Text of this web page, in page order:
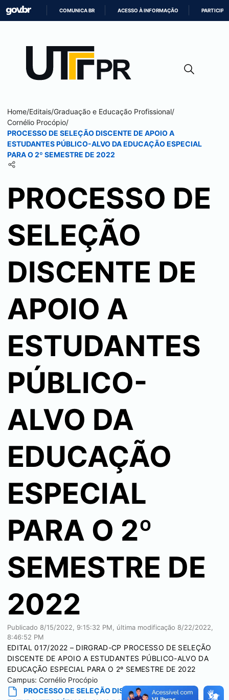
CONTEÚDO
COMUNICA BR ACESSO À INFORMAÇÃO PARTICIPE
Home/Editais/Graduação e Educação Profissional/
Cornélio Procópio/
PROCESSO DE SELEÇÃO DISCENTE DE APOIO A
ESTUDANTES PÚBLICO-ALVO DA EDUCAÇÃO ESPECIAL
PARA O 2º SEMESTRE DE 2022
PROCESSO DE
SELEÇÃO
DISCENTE DE
APOIO A
ESTUDANTES
PÚBLICO-
ALVO DA
EDUCAÇÃO
ESPECIAL
PARA O 2º
SEMESTRE DE
2022
Publicado 8/15/2022, 9:15:32 PM , última modificação 8/22/2022,
8:46:52 PM
EDITAL 017/2022 – DIRGRAD-CP PROCESSO DE SELEÇÃO
DISCENTE DE APOIO A ESTUDANTES PÚBLICO-ALVO DA
EDUCAÇÃO ESPECIAL PARA O 2º SEMESTRE DE 2022
Campus: Cornélio Procópio
PROCESSO DE SELEÇÃO DISCENTE DE APOIO A